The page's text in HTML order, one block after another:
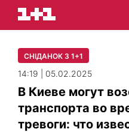
СНІДАНОК З 1+1
14:19 | 05.02.2025
В Киеве могут
транспорта во
тревоги: что